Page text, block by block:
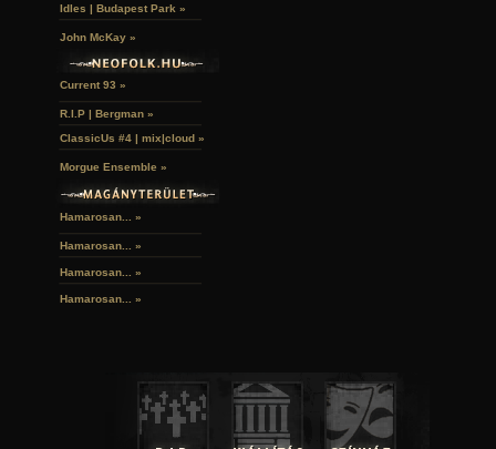
Idles | Budapest Park »
John McKay »
Current 93 »
R.I.P | Bergman »
ClassicUs #4 | mix|cloud »
Morgue Ensemble »
Hamarosan... »
Hamarosan... »
Hamarosan... »
Hamarosan... »